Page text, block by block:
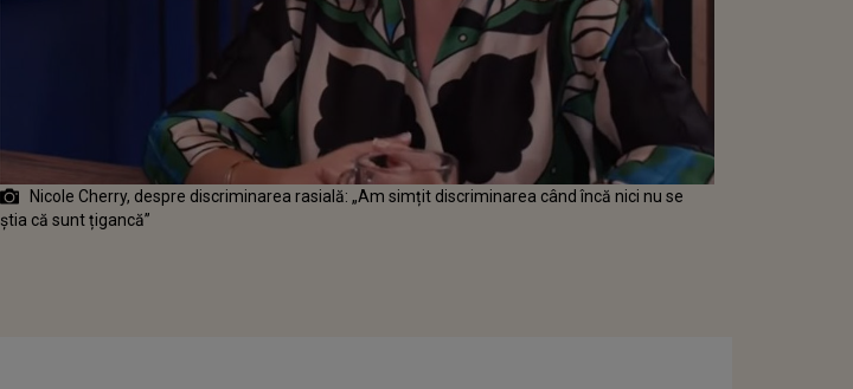
Nicole Cherry, despre discriminarea rasială: „Am simțit discriminarea când încă nici nu se
știa că sunt țigancă”